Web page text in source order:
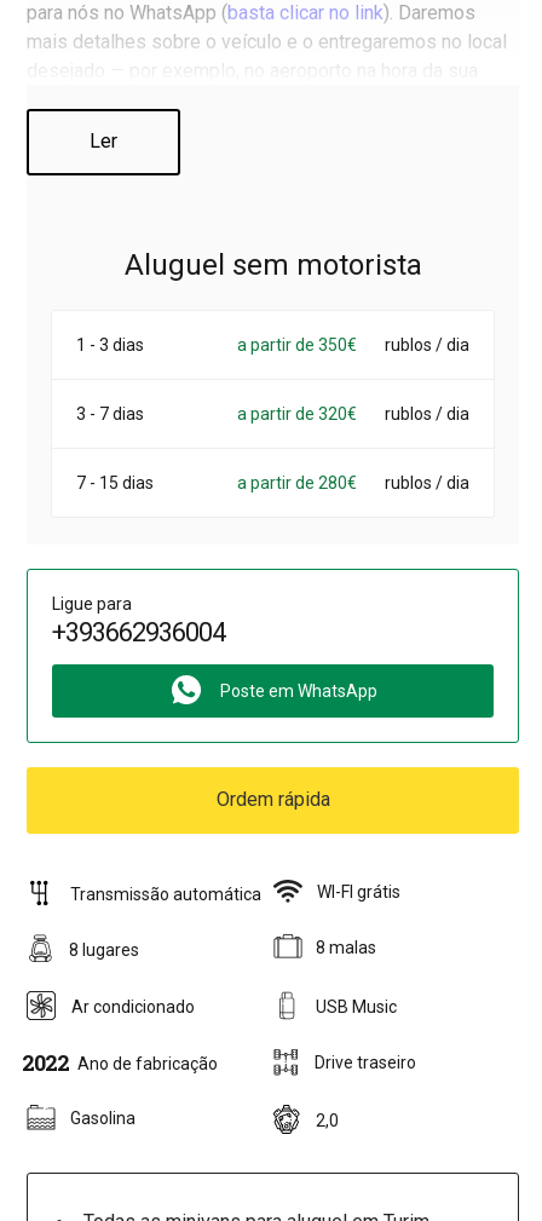
para nós no WhatsApp (basta clicar no link). Daremos
mais detalhes sobre o veículo e o entregaremos no local
desejado — por exemplo, no aeroporto na hora da sua
Ler
Aluguel sem motorista
1 - 3 dias a partir de 350€ rublos / dia
3 - 7 dias a partir de 320€ rublos / dia
7 - 15 dias a partir de 280€ rublos / dia
Ligue para
+393662936004
Poste em WhatsApp
Ordem rápida
Transmissão automática WI-FI grátis
8 lugares 8 malas
Ar condicionado USB Music
2022 Ano de fabricação Drive traseiro
Gasolina 2,0